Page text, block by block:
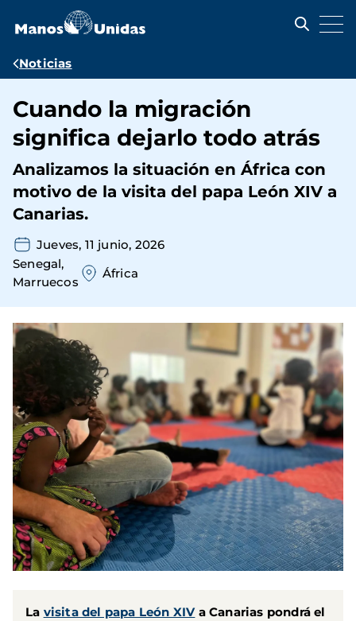
contenido
Ruta
navegación
Noticias
Cuando la migración
significa dejarlo todo atrás
Analizamos la situación en África con
motivo de la visita del papa León XIV a
Canarias.
Jueves, 11 junio, 2026
Senegal
Marruecos
África
La visita del papa León XIVa Canarias pondrá el